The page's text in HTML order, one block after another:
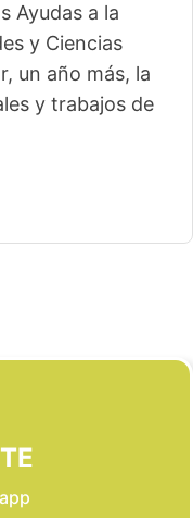
Ayudas a la
y Ciencias
un año más, la
y trabajos de